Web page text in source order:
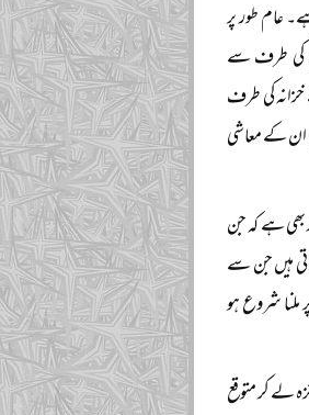
عام طور پر
کی طرف سے
کی طرف
ان کے معاشی
ہے کہ جن
ہیں جن سے
ملنا شروع ہو
لے کر متوقع